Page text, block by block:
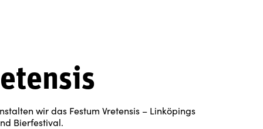
wir das Festum Vretensis – Linköpings
Bierfestival.